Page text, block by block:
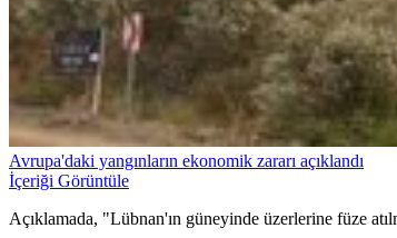
Avrupa'daki yangınların ekonomik zararı açıklandı
İçeriği Görüntüle
Açıklamada, "Lübnan'ın güneyinde üzerlerine füze